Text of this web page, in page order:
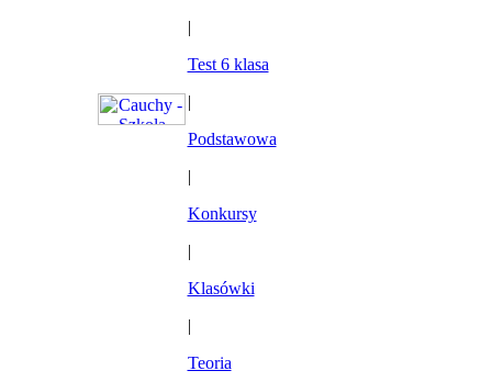
|
Test 6 klasa
|
Podstawowa
|
Konkursy
|
Klasówki
|
Teoria